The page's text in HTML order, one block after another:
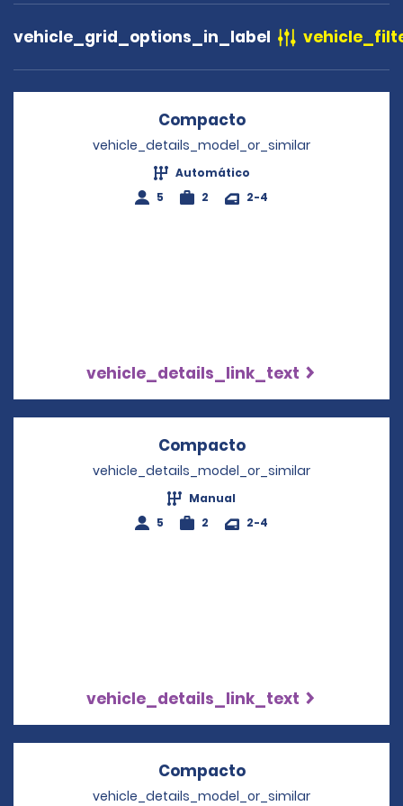
vehicle_grid_options_in_label
CompactoOpens in a new
vehicle_details_model_or_similar
Automático
5
2 2-4
vehicle_details_link_text
CompactoOpens in a new
vehicle_details_model_or_similar
Manual
5
2 2-4
vehicle_details_link_text
CompactoOpens in a new
vehicle_details_model_or_similar